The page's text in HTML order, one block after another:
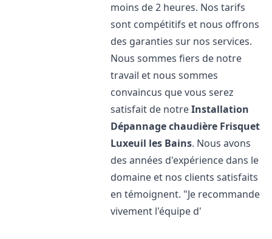
moins de 2 heures. Nos tarifs
sont compétitifs et nous offrons
des garanties sur nos services.
Nous sommes fiers de notre
travail et nous sommes
convaincus que vous serez
satisfait de notreInstallation
Dépannage chaudière Frisquet
Luxeuil les Bains. Nous avons
des années d'expérience dans le
domaine et nos clients satisfaits
en témoignent. "Je recommande
vivement l'équipe d'